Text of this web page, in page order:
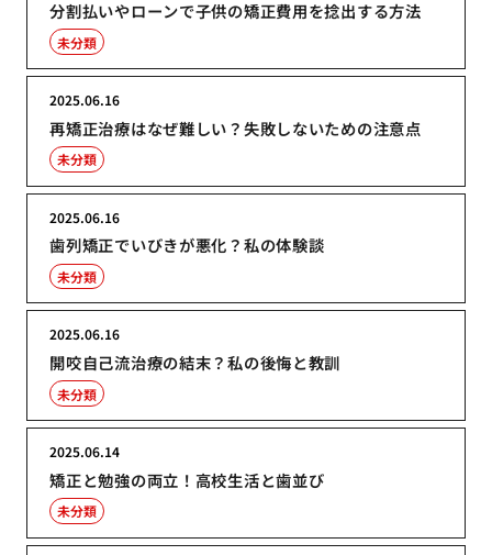
分割払いやローンで子供の矯正費用を捻出する方法
未分類
再矯正治療はなぜ難しい？失敗しないための注意点
2025.06.16
未分類
歯列矯正でいびきが悪化？私の体験談
2025.06.16
未分類
開咬自己流治療の結末？私の後悔と教訓
2025.06.16
未分類
矯正と勉強の両立！高校生活と歯並び
2025.06.14
未分類